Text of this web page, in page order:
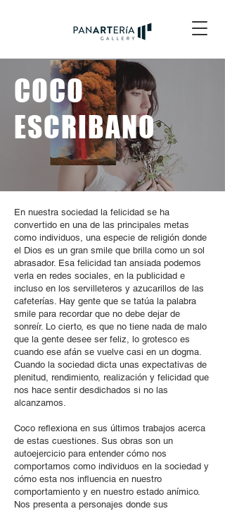
COCO
ESCRIBANO
En nuestra sociedad la felicidad se ha
convertido en una de las principales metas
como individuos, una especie de religión donde
el Dios es un gran smile que brilla como un sol
abrasador. Esa felicidad tan ansiada podemos
verla en redes sociales, en la publicidad e
incluso en los servilleteros y azucarillos de las
cafeterías. Hay gente que se tatúa la palabra
smile para recordar que no debe dejar de
sonreír. Lo cierto, es que no tiene nada de malo
que la gente desee ser feliz, lo grotesco es
cuando ese afán se vuelve casi en un dogma.
Cuando la sociedad dicta unas expectativas de
plenitud, rendimiento, realización y felicidad que
nos hace sentir desdichados si no las
alcanzamos.
Coco reflexiona en sus últimos trabajos acerca
de estas cuestiones. Sus obras son un
autoejercicio para entender cómo nos
comportarnos como individuos en la sociedad y
cómo esta nos influencia en nuestro
comportamiento y en nuestro estado anímico.
Nos presenta a personajes donde sus